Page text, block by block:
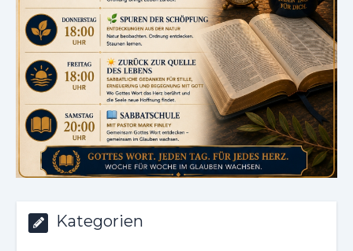
Kategorien